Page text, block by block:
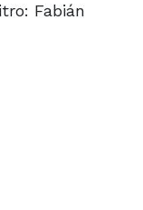
Fabián